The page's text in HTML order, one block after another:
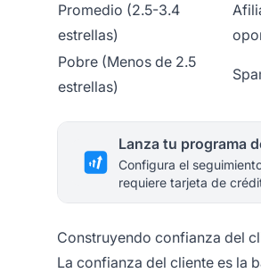
Promedio (2.5-3.4
estrellas)
Pobre (Menos de 2.5
estrellas)
Lanza tu programa
Configura el
requiere tarjeta de
Construyendo confianza del
La confianza del cliente es la